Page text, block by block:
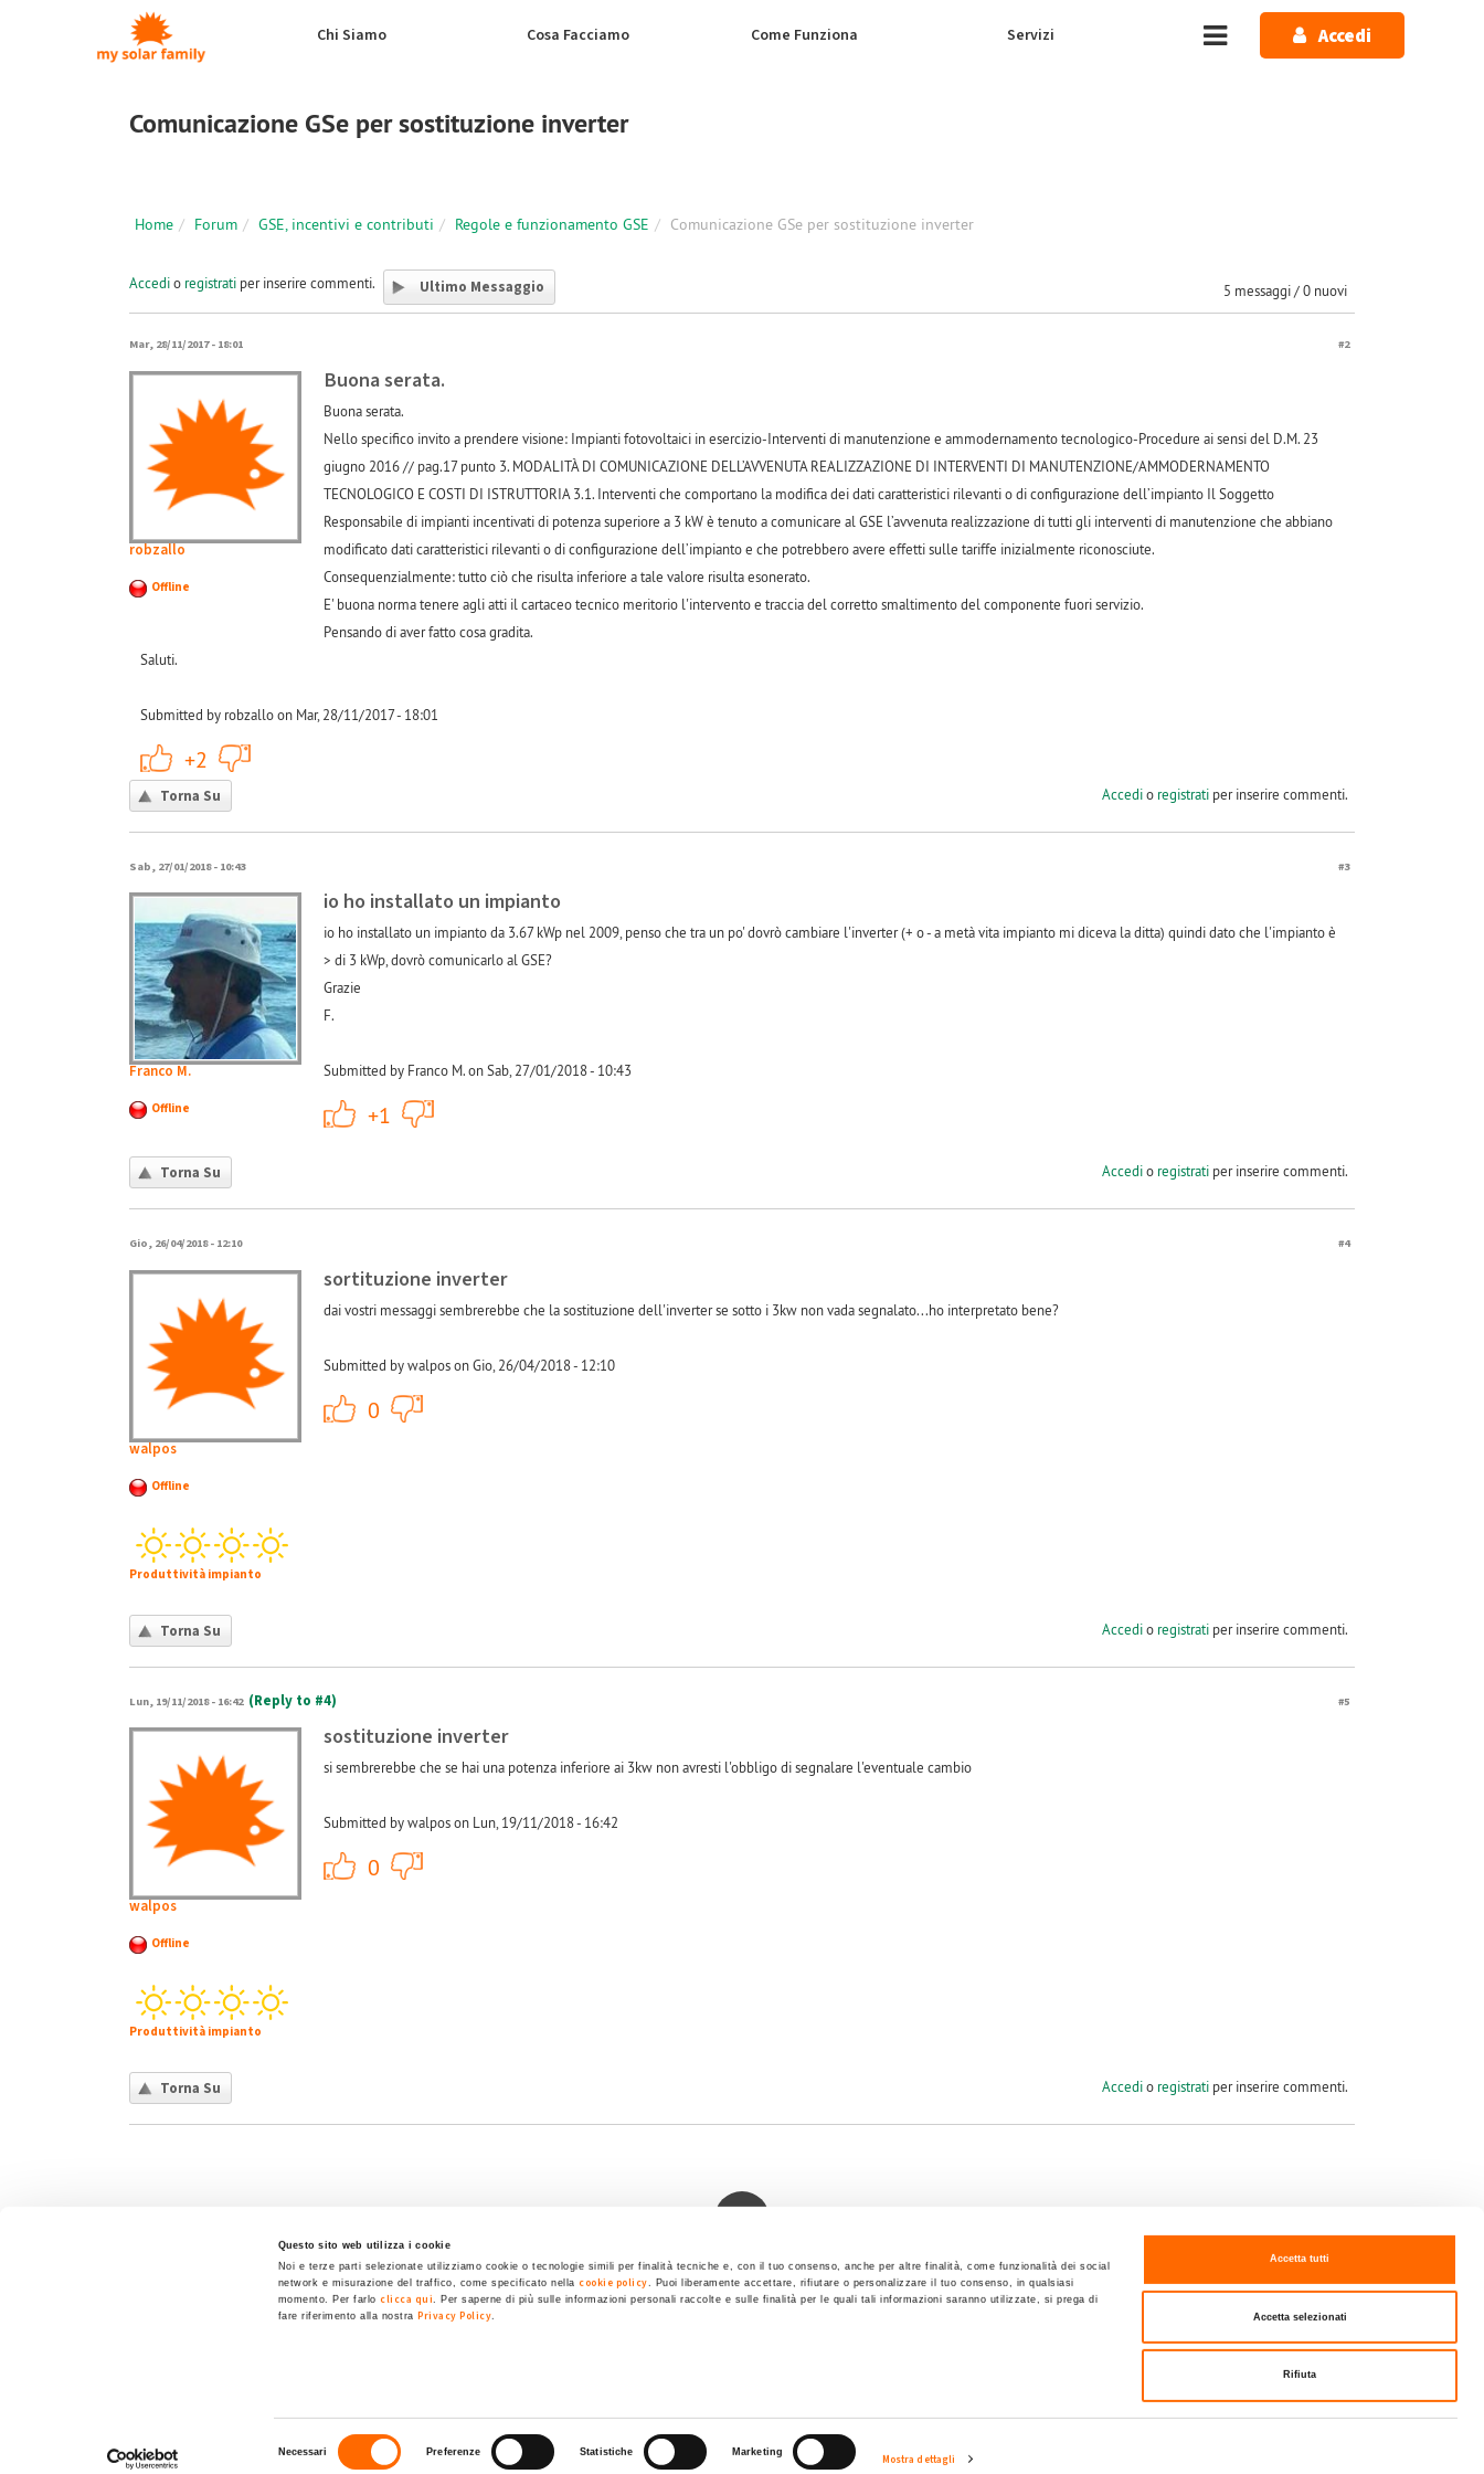
Questo sito web utilizza i cookie
Noi e terze parti selezionate utilizziamo cookie o tecnologie simili per finalità tecniche e, con il tuo consenso, anche per altre finalità, come funzionalità dei social
network e misurazione del traffico, come specificato nellacookie policy. Puoi liberamente accettare, rifiutare o personalizzare il tuo consenso, in qualsiasi
momento. Per farloclicca qui. Per saperne di più sulle informazioni personali raccolte e sulle finalità per le quali tali informazioni saranno utilizzate, si prega di
fare riferimento alla nostra Privacy Policy.
Necessari Preferenze Statistiche Marketing Mostra dettagli
Accetta tutti
Accetta selezionati
Rifiuta
Salta al contenuto principale
Chi Siamo Cosa Facciamo Come Funziona Servizi Accedi
Comunicazione GSe per sostituzione inverter
Home Forum GSE, incentivi e contributi Regole e funzionamento GSE Comunicazione GSe per sostituzione inverter
5 messaggi / 0 nuovi
Accedio registrati per inserire commenti. Ultimo Messaggio
Mar, 28/11/2017 - 18:01 #2
robzallo
Offline
Buona serata.
Buona serata.
Nello specifico invito a prendere visione: Impianti fotovoltaici in esercizio-Interventi di manutenzione e ammodernamento tecnologico-Procedure ai sensi del D.M. 23
giugno 2016 // pag.17 punto 3. MODALITÀ DI COMUNICAZIONE DELL’AVVENUTA REALIZZAZIONE DI INTERVENTI DI MANUTENZIONE/AMMODERNAMENTO
TECNOLOGICO E COSTI DI ISTRUTTORIA 3.1. Interventi che comportano la modifica dei dati caratteristici rilevanti o di configurazione dell’impianto Il Soggetto
Responsabile di impianti incentivati di potenza superiore a 3 kW è tenuto a comunicare al GSE l’avvenuta realizzazione di tutti gli interventi di manutenzione che abbiano
modificato dati caratteristici rilevanti o di configurazione dell’impianto e che potrebbero avere effetti sulle tariffe inizialmente riconosciute.
Consequenzialmente: tutto ciò che risulta inferiore a tale valore risulta esonerato.
E' buona norma tenere agli atti il cartaceo tecnico meritorio l'intervento e traccia del corretto smaltimento del componente fuori servizio.
Pensando di aver fatto cosa gradita.
Saluti.
Submitted by robzallo on Mar, 28/11/2017 - 18:01
+2
Torna Su Accedio registratiper inserire commenti.
Sab, 27/01/2018 - 10:43 #3
Franco M.
Offline
io ho installato un impianto
io ho installato un impianto da 3.67 kWp nel 2009, penso che tra un po' dovrò cambiare l'inverter (+ o - a metà vita impianto mi diceva la ditta) quindi dato che l'impianto è
> di 3 kWp, dovrò comunicarlo al GSE?
Grazie
F.
Submitted by Franco M. on Sab, 27/01/2018 - 10:43
+1
+1
Torna Su Accedio registratiper inserire commenti.
Gio, 26/04/2018 - 12:10 #4
walpos
Offline
Produttività impianto
sortituzione inverter
dai vostri messaggi sembrerebbe che la sostituzione dell'inverter se sotto i 3kw non vada segnalato...ho interpretato bene?
Submitted by walpos on Gio, 26/04/2018 - 12:10
0
Torna Su Accedio registratiper inserire commenti.
Lun, 19/11/2018 - 16:42 (Reply to #4) #5
walpos
Offline
Produttività impianto
sostituzione inverter
si sembrerebbe che se hai una potenza inferiore ai 3kw non avresti l'obbligo di segnalare l'eventuale cambio
Submitted by walpos on Lun, 19/11/2018 - 16:42
0
Torna Su Accedio registratiper inserire commenti.
Contatti Privacy policy Cookie Dichiarazione di accessibilità POR FESR 2014-2020 Seguici su
Tutti i diritti sono riservati.